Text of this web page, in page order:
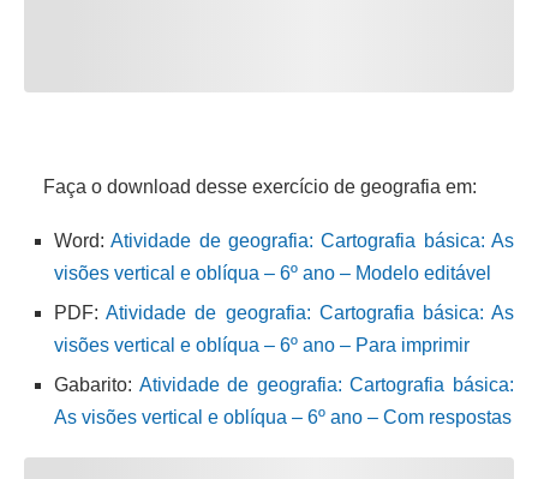
Faça o download desse exercício de geografia em:
Word:Atividade de geografia: Cartografia básica: As
visões vertical e oblíqua – 6º ano – Modelo editável
PDF:Atividade de geografia: Cartografia básica: As
visões vertical e oblíqua – 6º ano – Para imprimir
Gabarito: Atividade de geografia: Cartografia básica:
As visões vertical e oblíqua – 6º ano – Com respostas